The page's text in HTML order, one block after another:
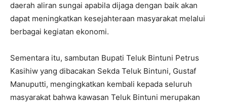
daerah aliran sungai apabila dijaga dengan baik akan
dapat meningkatkan kesejahteraan masyarakat melalui
berbagai kegiatan ekonomi.
Sementara itu, sambutan Bupati Teluk Bintuni Petrus
Kasihiw yang dibacakan Sekda Teluk Bintuni, Gustaf
Manuputti, mengingkatkan kembali kepada seluruh
masyarakat bahwa kawasan Teluk Bintuni merupakan